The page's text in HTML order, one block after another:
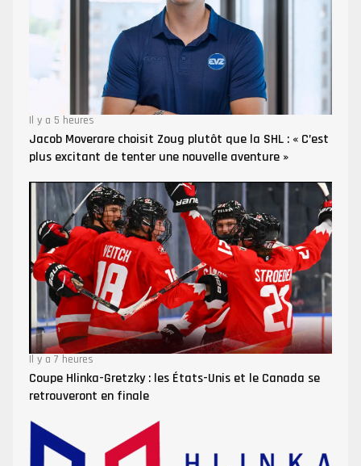
Il y a 5 heures
Jacob Moverare choisit Zoug plutôt que la SHL : « C’est
plus excitant de tenter une nouvelle aventure »
Il y a 7 heures
Coupe Hlinka-Gretzky : les États-Unis et le Canada se
retrouveront en finale